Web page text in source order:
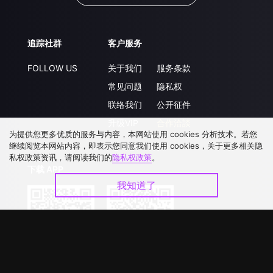
追踪社群
FOLLOW US
客户服务
关于我们
常见问题
联络我们
服务条款
隐私权
公开征件
为提供您更多优质的服务与内容，本网站使用 cookies 分析技术。若您
继续阅览本网站内容，即表示您同意我们使用 cookies，关于更多相关隐
私权政策资讯，请阅读我们的隐私权政策。
我知道了